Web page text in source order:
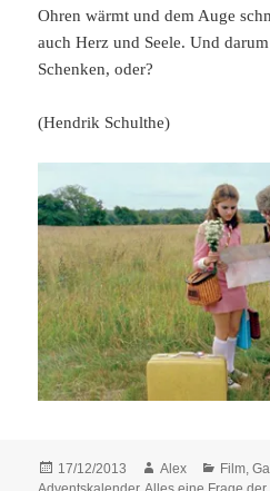
Ohren wärmt und dem Auge
auch Herz und Seele. Und
Schenken, oder?
(Hendrik Schulthe)
Posted
on
17/12/2013 Author
Alex Film,